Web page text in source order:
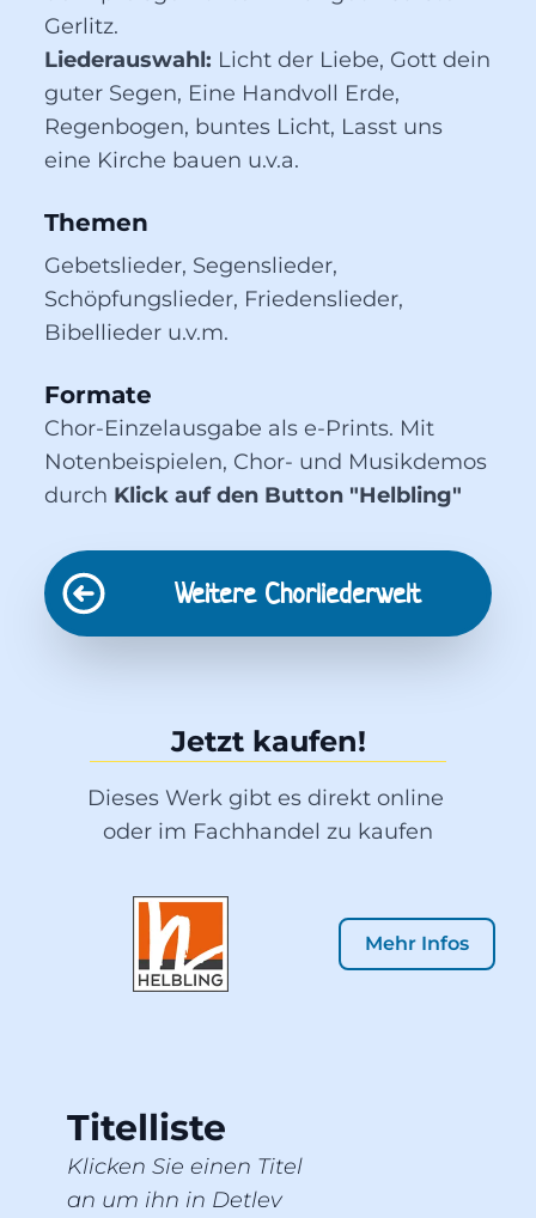
Gerlitz.
Liederauswahl: Licht der Liebe, Gott dein
guter Segen, Eine Handvoll Erde,
Regenbogen, buntes Licht, Lasst uns
eine Kirche bauen u.v.a.
Themen
Gebetslieder, Segenslieder,
Schöpfungslieder, Friedenslieder,
Bibellieder u.v.m.
Formate
Chor-Einzelausgabe als e-Prints. Mit
Notenbeispielen, Chor- und Musikdemos
durch Klick auf den Button "Helbling"
Weitere Chorliederwelt
Jetzt kaufen!
Dieses Werk gibt es direkt online
oder im Fachhandel zu kaufen
Mehr Infos
Titelliste
Klicken Sie einen Titel
an um ihn in Detlev